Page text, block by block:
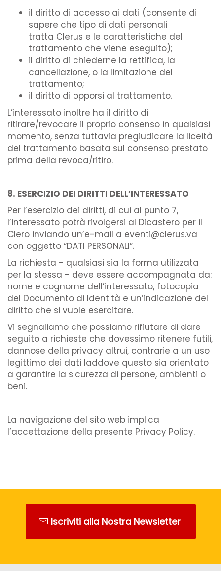
il diritto di accesso ai dati (consente di
sapere che tipo di dati personali
tratta Clerus e le caratteristiche del
trattamento che viene eseguito);
il diritto di chiederne la rettifica, la
cancellazione, o la limitazione del
trattamento;
il diritto di opporsi al trattamento.
L’interessato inoltre ha il diritto di
ritirare/revocare il proprio consenso in qualsiasi
momento, senza tuttavia pregiudicare la liceità
del trattamento basata sul consenso prestato
prima della revoca/ritiro.
8. ESERCIZIO DEI DIRITTI DELL’INTERESSATO
Per l’esercizio dei diritti, di cui al punto 7,
l’interessato potrà rivolgersi al Dicastero per il
Clero inviando un’e-mail a eventi@clerus.va
con oggetto “DATI PERSONALI”.
La richiesta - qualsiasi sia la forma utilizzata
per la stessa - deve essere accompagnata da:
nome e cognome dell’interessato, fotocopia
del Documento di Identità e un’indicazione del
diritto che si vuole esercitare.
Vi segnaliamo che possiamo rifiutare di dare
seguito a richieste che dovessimo ritenere futili,
dannose della privacy altrui, contrarie a un uso
legittimo dei dati laddove questo sia orientato
a garantire la sicurezza di persone, ambienti o
beni.
La navigazione del sito web implica
l’accettazione della presente Privacy Policy.
Iscriviti alla Nostra Newsletter